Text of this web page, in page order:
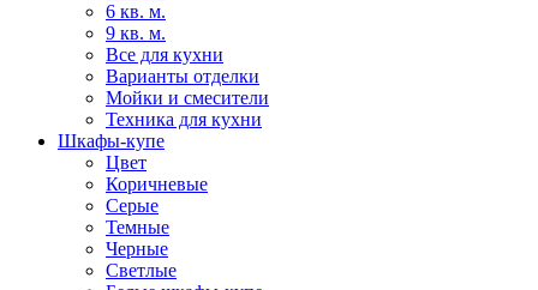
6 кв. м.
9 кв. м.
Все для кухни
Варианты отделки
Мойки и смесители
Техника для кухни
Шкафы-купе
Цвет
Коричневые
Серые
Темные
Черные
Светлые